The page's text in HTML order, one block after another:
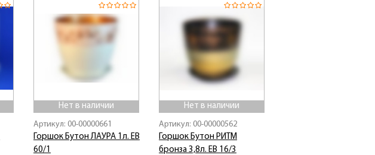
Нет в наличии
Артикул: 00-00000661
Горшок Бутон ЛАУРА 1л. ЕВ
60/1
Нет в наличии
Артикул: 00-00000562
Горшок Бутон РИТМ
бронза 3,8л. EB 16/3